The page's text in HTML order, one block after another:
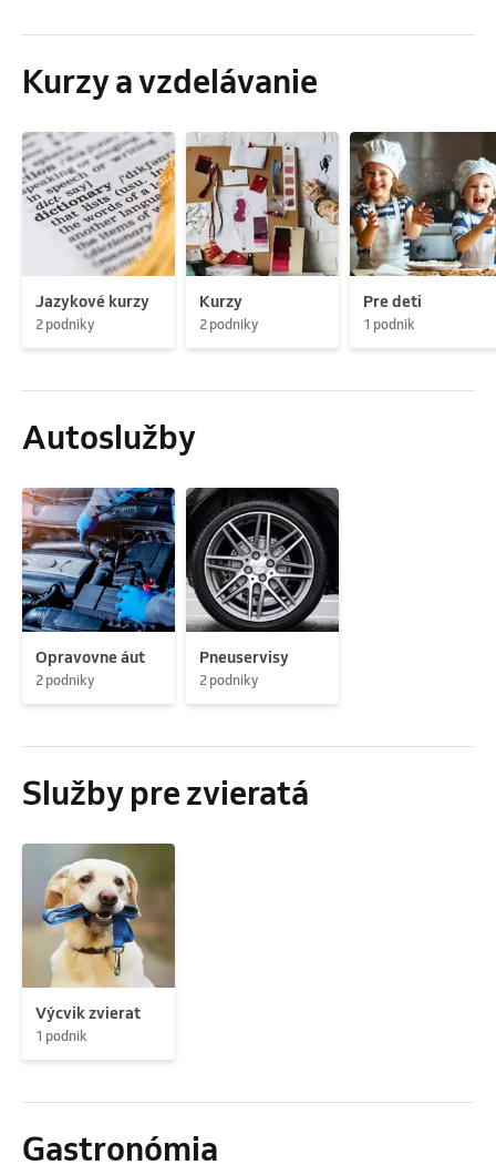
Kurzy a vzdelávanie
Jazykové kurzy
2 podniky
Kurzy
2 podniky
Pre deti
1 podnik
Autoslužby
Opravovne áut
2 podniky
Pneuservisy
2 podniky
Služby pre zvieratá
Výcvik zvierat
1 podnik
Gastronómia